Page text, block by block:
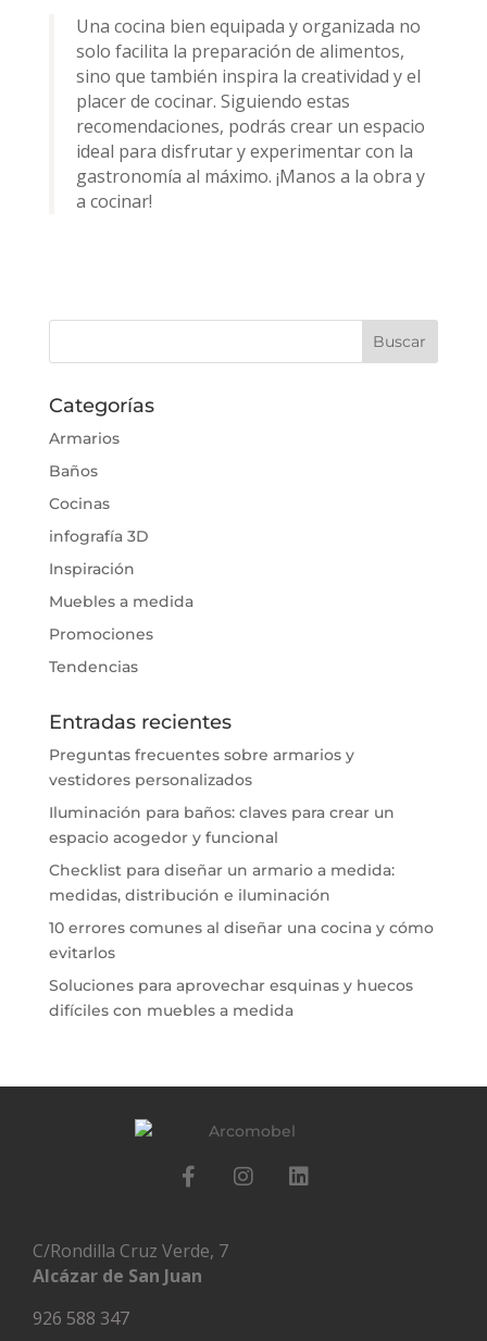
Una cocina bien equipada y organizada no
solo facilita la preparación de alimentos,
sino que también inspira la creatividad y el
placer de cocinar. Siguiendo estas
recomendaciones, podrás crear un espacio
ideal para disfrutar y experimentar con la
gastronomía al máximo. ¡Manos a la obra y
a cocinar!
Categorías
Armarios
Baños
Cocinas
infografía 3D
Inspiración
Muebles a medida
Promociones
Tendencias
Entradas recientes
Preguntas frecuentes sobre armarios y
vestidores personalizados
Iluminación para baños: claves para crear un
espacio acogedor y funcional
Checklist para diseñar un armario a medida:
medidas, distribución e iluminación
10 errores comunes al diseñar una cocina y cómo
evitarlos
Soluciones para aprovechar esquinas y huecos
difíciles con muebles a medida
C/Rondilla Cruz Verde, 7
Alcázar de San Juan
926 588 347